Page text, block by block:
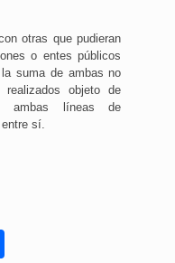
otras que pudieran
o entes públicos
suma de ambas no
objeto de
ambas líneas de
sí.